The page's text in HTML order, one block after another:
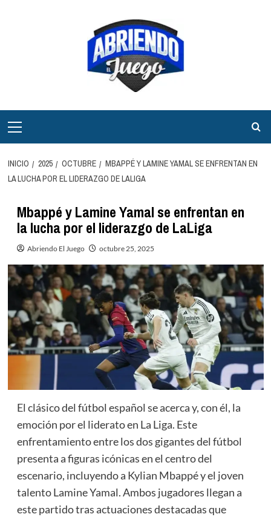
principal
INICIO 2025 OCTUBRE
MBAPPÉ Y LAMINE YAMAL SE ENFRENTAN EN
LA LUCHA POR EL LIDERAZGO DE LALIGA
Mbappé y Lamine Yamal se enfrentan en
la lucha por el liderazgo de LaLiga
Abriendo El Juego octubre 25, 2025
El clásico del fútbol español se acerca y, con él, la
emoción por el liderato en La Liga. Este
enfrentamiento entre los dos gigantes del fútbol
presenta a figuras icónicas en el centro del
escenario, incluyendo a Kylian Mbappé y el joven
talento Lamine Yamal. Ambos jugadores llegan a
este partido tras actuaciones destacadas que